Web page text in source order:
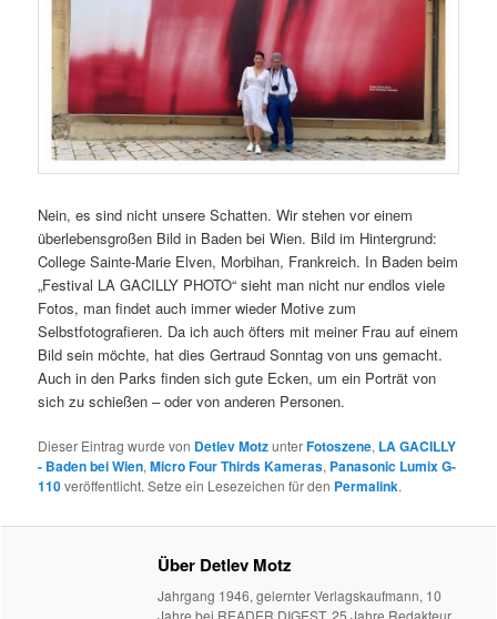
Nein, es sind nicht unsere Schatten. Wir stehen vor einem
überlebensgroßen Bild in Baden bei Wien. Bild im Hintergrund:
College Sainte-Marie Elven, Morbihan, Frankreich. In Baden beim
„Festival LA GACILLY PHOTO“ sieht man nicht nur endlos viele
Fotos, man findet auch immer wieder Motive zum
Selbstfotografieren. Da ich auch öfters mit meiner Frau auf einem
Bild sein möchte, hat dies Gertraud Sonntag von uns gemacht.
Auch in den Parks finden sich gute Ecken, um ein Porträt von
sich zu schießen – oder von anderen Personen.
Dieser Eintrag wurde von Detlev MotzunterFotoszene, LA GACILLY
- Baden bei Wien,Micro Four Thirds Kameras, Panasonic Lumix G-
110veröffentlicht. Setze ein Lesezeichen für den Permalink.
Über Detlev Motz
Jahrgang 1946, gelernter Verlagskaufmann, 10
Jahre bei READER DIGEST, 25 Jahre Redakteur